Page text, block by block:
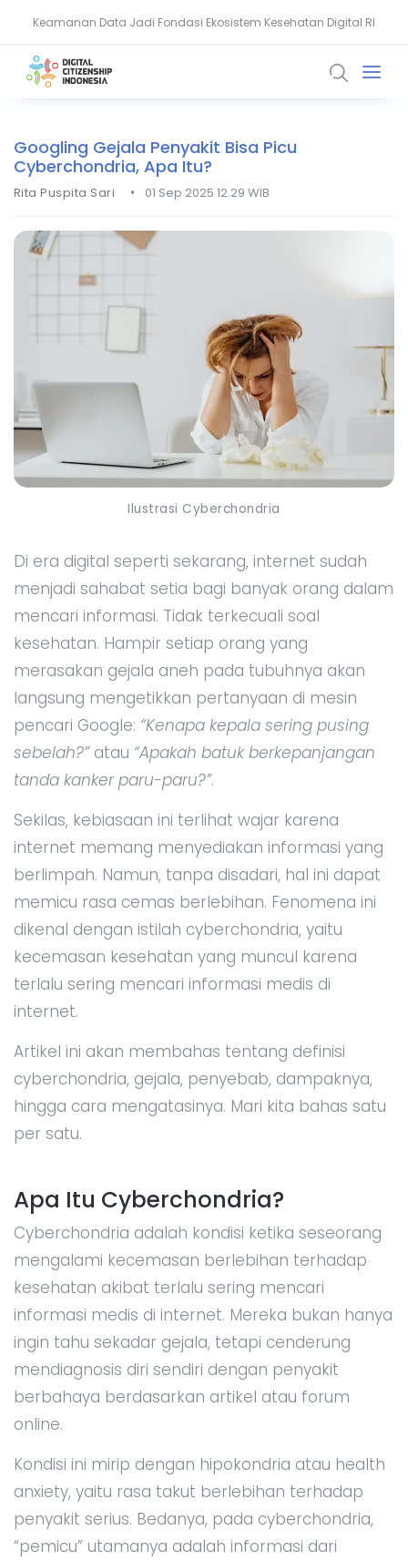
Keamanan Data Jadi Fondasi Ekosistem Kesehatan Digital RI
Akun WhatsApp Diblokir? Ini Penyebab dan Cara Mengatasinya
Googling Gejala Penyakit Bisa Picu
Cyberchondria, Apa Itu?
Rita Puspita Sari • 01 Sep 2025 12.29 WIB
Ilustrasi Cyberchondria
Di era digital seperti sekarang, internet sudah
menjadi sahabat setia bagi banyak orang dalam
mencari informasi. Tidak terkecuali soal
kesehatan. Hampir setiap orang yang
merasakan gejala aneh pada tubuhnya akan
langsung mengetikkan pertanyaan di mesin
pencari Google: “Kenapa kepala sering pusing
sebelah?”atau “Apakah batuk berkepanjangan
tanda kanker paru-paru?”.
Sekilas, kebiasaan ini terlihat wajar karena
internet memang menyediakan informasi yang
berlimpah. Namun, tanpa disadari, hal ini dapat
memicu rasa cemas berlebihan. Fenomena ini
dikenal dengan istilah cyberchondria, yaitu
kecemasan kesehatan yang muncul karena
terlalu sering mencari informasi medis di
internet.
Artikel ini akan membahas tentang definisi
cyberchondria, gejala, penyebab, dampaknya,
hingga cara mengatasinya. Mari kita bahas satu
per satu.
Apa Itu Cyberchondria?
Cyberchondria adalah kondisi ketika seseorang
mengalami kecemasan berlebihan terhadap
kesehatan akibat terlalu sering mencari
informasi medis di internet. Mereka bukan hanya
ingin tahu sekadar gejala, tetapi cenderung
mendiagnosis diri sendiri dengan penyakit
berbahaya berdasarkan artikel atau forum
online.
Kondisi ini mirip dengan hipokondria atau health
anxiety, yaitu rasa takut berlebihan terhadap
penyakit serius. Bedanya, pada cyberchondria,
“pemicu” utamanya adalah informasi dari